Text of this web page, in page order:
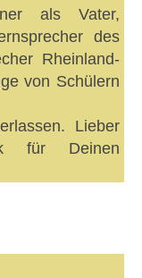
als Vater,
des
Rheinland-
von Schülern
Lieber
für Deinen